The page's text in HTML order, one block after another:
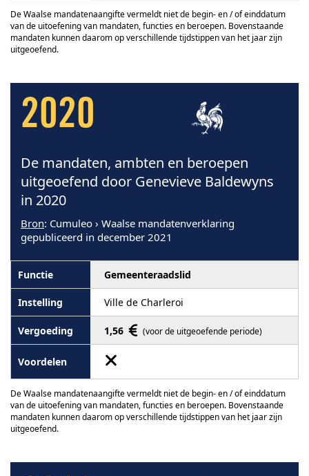
De Waalse mandatenaangifte vermeldt niet de begin- en / of einddatum
van de uitoefening van mandaten, functies en beroepen. Bovenstaande
mandaten kunnen daarom op verschillende tijdstippen van het jaar zijn
uitgeoefend.
2020
De mandaten, ambten en beroepen
uitgeoefend door Genevieve Baldewyns
in 2020
Bron: Cumuleo › Waalse mandatenverklaring
gepubliceerd in december 2021
Gemeenteraadslid
Ville de Charleroi
1,56 (voor de uitgeoefende periode)
De Waalse mandatenaangifte vermeldt niet de begin- en / of einddatum
van de uitoefening van mandaten, functies en beroepen. Bovenstaande
mandaten kunnen daarom op verschillende tijdstippen van het jaar zijn
uitgeoefend.